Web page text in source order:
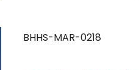
BHHS-MAR-0218